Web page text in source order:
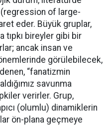
of large-
eder. Büyük gruplar,
tıpkı bireyler gibi bir
ancak insan ve
görülebilecek,
“fanatizmin
savunma
verirler. Grup,
(olumlu) dinamiklerin
ön-plana geçmeye